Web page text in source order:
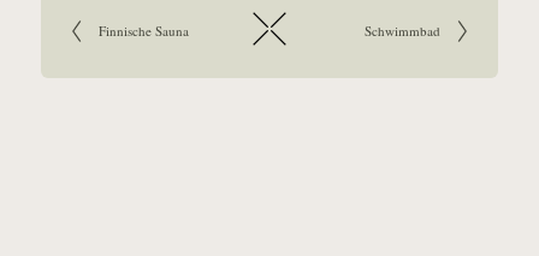
Zurück zum vorherigen
Finnische Sauna Zum nächsten Artikel:
Schwimmbad